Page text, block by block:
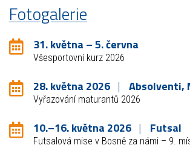
Fotogalerie
31. května – 5. června
Všesportovní kurz 2026
28. května 2026 Absolventi,
Vyřazování maturantů 2026
10.–16. května 2026 Futsal
Futsalová mise v Bosně za námi – 9.